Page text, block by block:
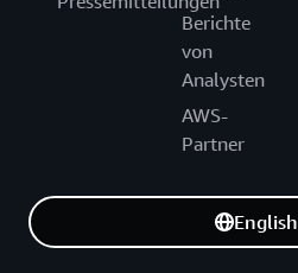
Berichte
von
Analysten
AWS-
Partner
English